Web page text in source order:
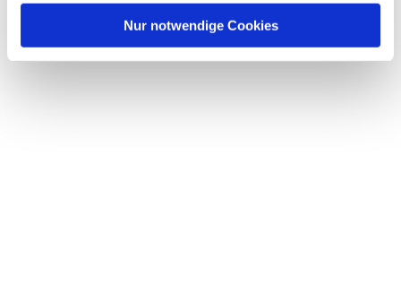
Nur notwendige Cookies